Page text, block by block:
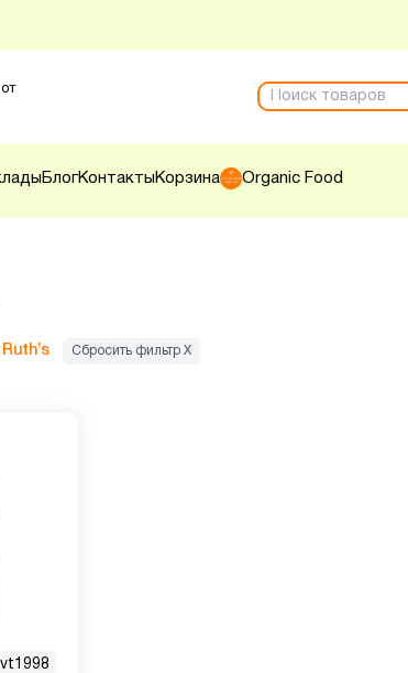
БлогКонтакты Корзина Organic Food
Сбросить фильтр Х
vt1998